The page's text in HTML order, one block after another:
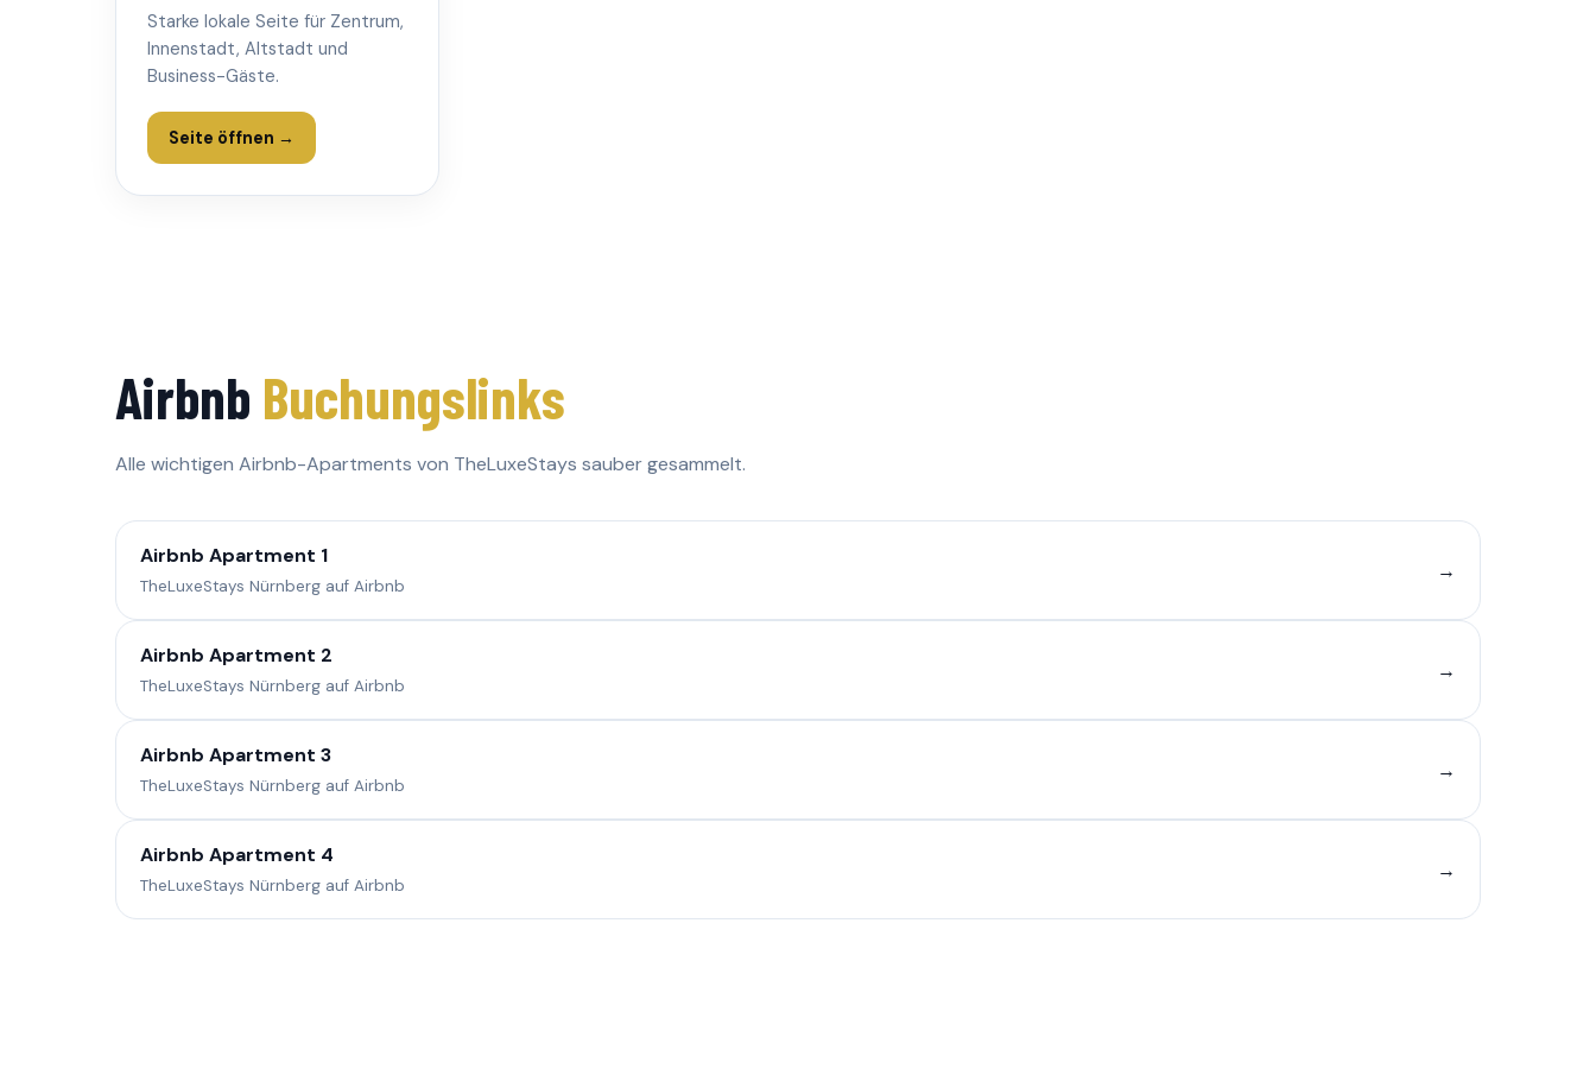
Starke lokale Seite für Zentrum,
Innenstadt, Altstadt und
Business-Gäste.
Seite öffnen →
Airbnb Buchungslinks
Alle wichtigen Airbnb-Apartments von TheLuxeStays sauber gesammelt.
Airbnb Apartment 1
TheLuxeStays Nürnberg auf Airbnb
→
Airbnb Apartment 2
TheLuxeStays Nürnberg auf Airbnb
→
Airbnb Apartment 3
TheLuxeStays Nürnberg auf Airbnb
→
Airbnb Apartment 4
TheLuxeStays Nürnberg auf Airbnb
→